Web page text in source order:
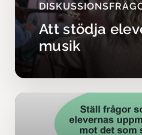
Att stödja
musik